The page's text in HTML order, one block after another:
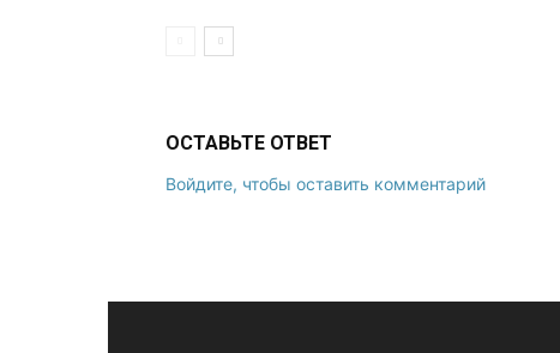
ОСТАВЬТЕ ОТВЕТ
Войдите, чтобы оставить комментарий